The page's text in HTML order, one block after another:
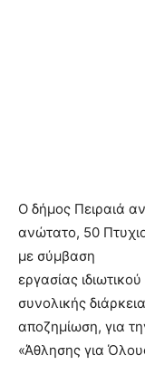
Ο δήμος Πειραιά
ανώτατο, 50
με σύμβαση
εργασίας
συνολικής
αποζημίωση, για
«Άθλησης για